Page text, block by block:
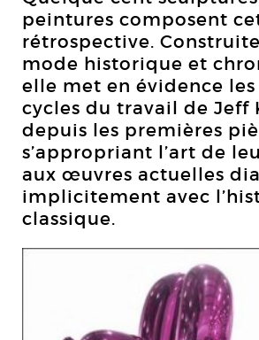
peintures composent
rétrospective.
mode historique et
elle met en évidence
cycles du travail de Jeff
depuis les premières
s’appropriant l’art de
aux œuvres actuelles
implicitement avec
classique.